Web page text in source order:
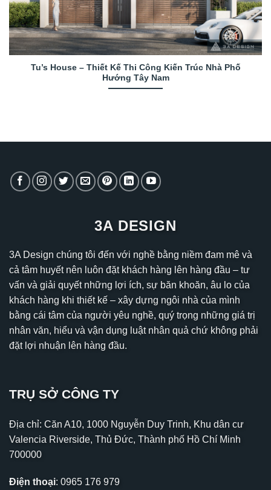
Tu’s House – Thiết Kế Thi Công Kiến Trúc Nhà Phố
Hướng Tây Nam
3A DESIGN
3A Design chúng tôi đến với nghề bằng niềm đam mê và
cả tâm huyết nên luôn đặt khách hàng lên hàng đầu – tư
vấn và giải quyết những lợi ích, sự băn khoăn, âu lo của
khách hàng khi thiết kế – xây dựng ngôi nhà của mình
bằng cái tâm của người yêu nghề, quý trọng những giá trị
nhân văn, hiểu và vận dụng luật nhân quả chứ không phải
đặt lợi nhuận lên hàng đầu.
TRỤ SỞ CÔNG TY
Địa chỉ: Căn A10, 1000 Nguyễn Duy Trinh, Khu dân cư
Valencia Riverside, Thủ Đức, Thành phố Hồ Chí Minh
700000
Điện thoại: 0965 176 979